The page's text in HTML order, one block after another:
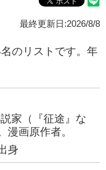
最終更新日:2026/8/8
のリストです。年
家（『征途』な
漫画原作者。
身